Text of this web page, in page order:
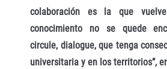
colaboración es la que
conocimiento no se quede
circule, dialogue, que tenga
universitaria y en los territorios”,